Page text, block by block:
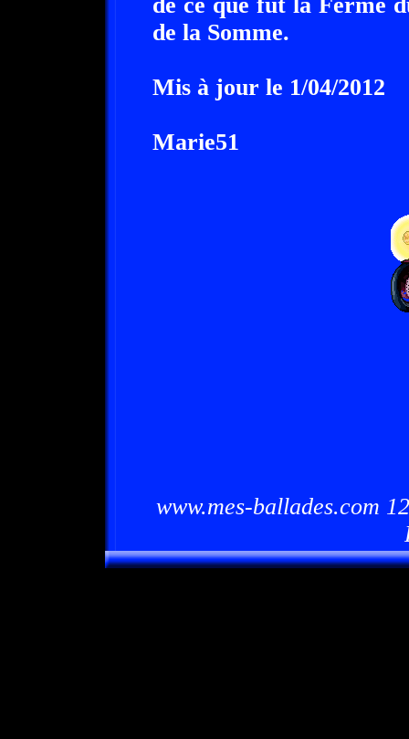
de la Somme.
Mis à jour le 1/04/2012
Marie51
www.mes-ballades.com